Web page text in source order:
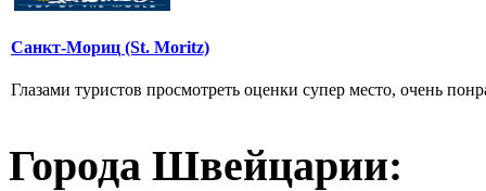
Санкт-Мориц (St. Moritz)
Глазами туристов просмотреть оценки супер место, очень
Города Швейцарии: